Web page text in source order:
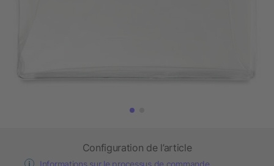
Configuration de l’article
Informations sur le processus de commande